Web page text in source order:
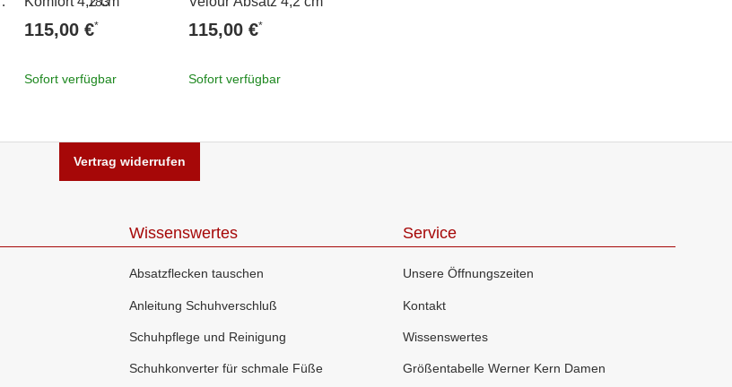
115,00 €*
Sofort verfügbar
115,00 €*
Sofort verfügbar
Vertrag widerrufen
Wissenswertes
Absatzflecken tauschen
Anleitung Schuhverschluß
Schuhpflege und Reinigung
Schuhkonverter für schmale Füße
Service
Unsere Öffnungszeiten
Kontakt
Wissenswertes
Größentabelle Werner Kern Damen